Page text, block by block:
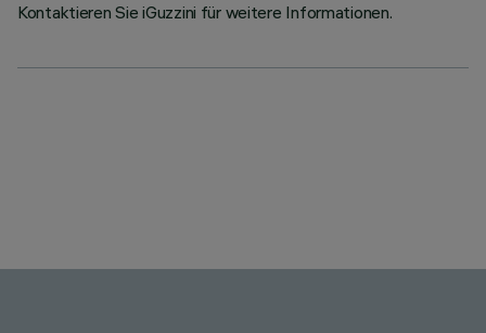
Kontaktieren Sie iGuzzini für weitere Informationen.